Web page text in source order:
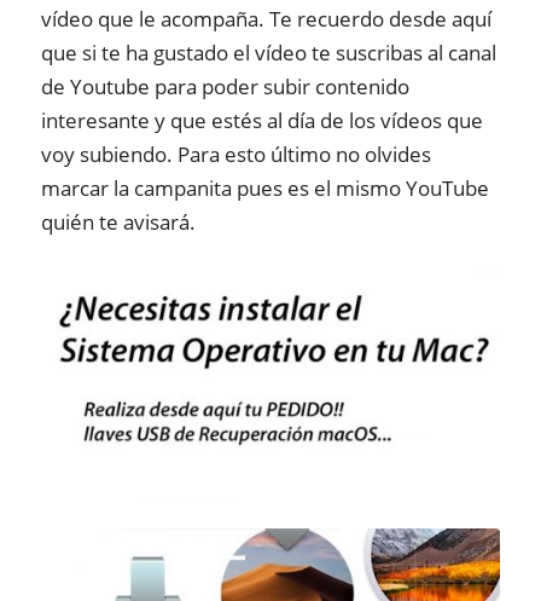
vídeo que le acompaña. Te recuerdo desde aquí
que si te ha gustado el vídeo te suscribas al canal
de Youtube para poder subir contenido
interesante y que estés al día de los vídeos que
voy subiendo. Para esto último no olvides
marcar la campanita pues es el mismo YouTube
quién te avisará.